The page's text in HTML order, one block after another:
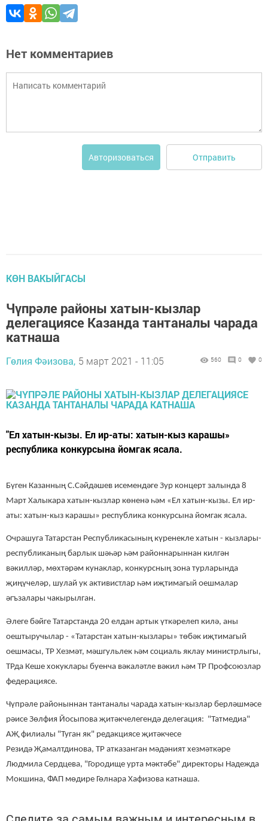
Нет комментариев
Авторизоваться Отправить
КӨН ВАКЫЙГАСЫ
Чүпрәле районы хатын-кызлар
делегациясе Казанда тантаналы чарада
катнаша
Гөлия Фәизова, 5 март 2021 - 11:05 560 0 0
"Ел хатын-кызы. Ел ир-аты: хатын-кыз карашы»
республика конкурсына йомгак ясала.
Бүген Казанның С.Сәйдәшев исемендәге Зур концерт залында 8
Март Халыкара хатын-кызлар көненә һәм «Ел хатын-кызы. Ел ир-
аты: хатын-кыз карашы» республика конкурсына йомгак ясала.
Очрашуга Татарстан Республикасының күренекле хатын - кызлары-
республиканың барлык шәһәр һәм районнарыннан килгән
вәкилләр, мөхтәрәм кунаклар, конкурсның зона турларында
җиңүчеләр, шулай ук активистлар һәм иҗтимагый оешмалар
әгъзалары чакырылган.
Әлеге бәйге Татарстанда 20 елдан артык үткәрелеп килә, аны
оештыручылар - «Татарстан хатын-кызлары» төбәк иҗтимагый
оешмасы, ТР Хезмәт, мәшгульлек һәм социаль яклау министрлыгы,
ТРда Кеше хокуклары буенча вәкаләтле вәкил һәм ТР Профсоюзлар
федерациясе.
Чүпрәле районыннан тантаналы чарада хатын-кызлар берләшмәсе
рәисе Зөлфия Йосыпова җитәкчелегендә делегация: "Татмедиа"
АҖ филиалы "Туган як" редакциясе җитәкчесе
Резидә Җамалтдинова, ТР атказанган мәдәният хезмәткәре
Людмила Сердцева, "Городище урта мәктәбе" директоры Надежда
Мокшина, ФАП мөдире Гөлнара Хафизова катнаша.